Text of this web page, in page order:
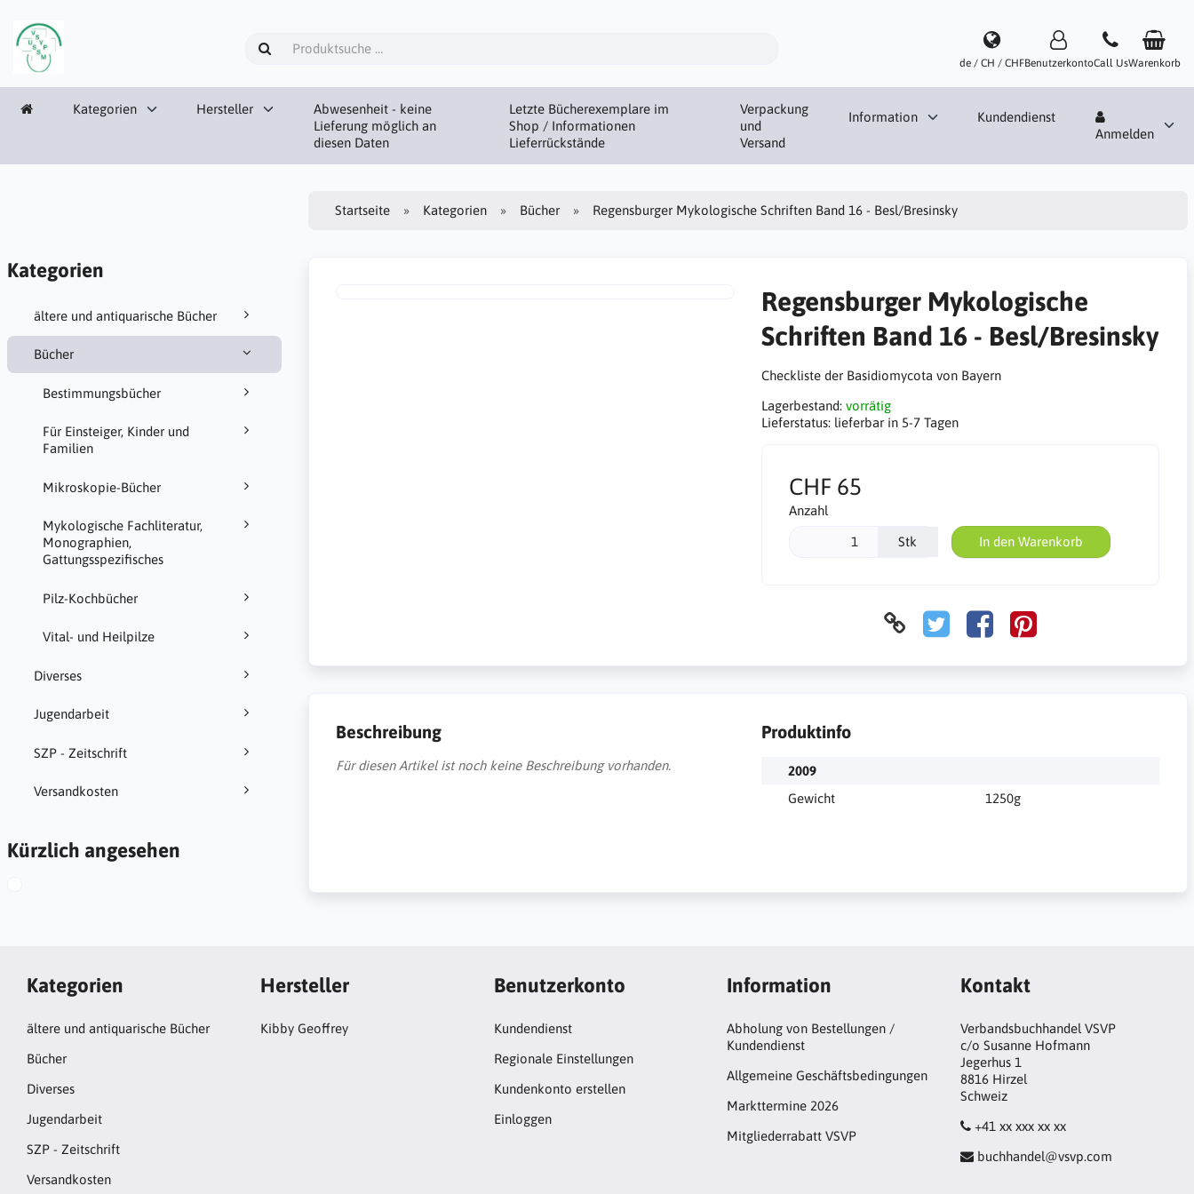
de / CH / CHFBenutzerkontoCall UsWarenkorb
Kategorien Hersteller
Abwesenheit - keine
Lieferung möglich an
diesen Daten
Letzte Bücherexemplare im
Shop / Informationen
Lieferrückstände
Verpackung
und
Versand
Information
Kundendienst
Anmelden
Kategorien
ältere und antiquarische Bücher
Bücher
Bestimmungsbücher
Für Einsteiger, Kinder und
Familien
Mikroskopie-Bücher
Mykologische Fachliteratur,
Monographien,
Gattungsspezifisches
Pilz-Kochbücher
Vital- und Heilpilze
Diverses
Jugendarbeit
SZP - Zeitschrift
Versandkosten
Kürzlich angesehen
Startseite Kategorien Bücher Regensburger Mykologische Schriften Band 16 - Besl/Bresinsky
Regensburger Mykologische
Schriften Band 16 - Besl/Bresinsky
Checkliste der Basidiomycota von Bayern
Lagerbestand: vorrätig
Lieferstatus: lieferbar in 5-7 Tagen
CHF 65
Anzahl
Stk In den Warenkorb
Beschreibung
Für diesen Artikel ist noch keine Beschreibung vorhanden.
Produktinfo
2009
Gewicht
1250g
Kategorien
ältere und antiquarische Bücher
Bücher
Diverses
Jugendarbeit
SZP - Zeitschrift
Versandkosten
Hersteller
Kibby Geoffrey
Benutzerkonto
Kundendienst
Regionale Einstellungen
Kundenkonto erstellen
Einloggen
Information
Abholung von Bestellungen /
Kundendienst
Allgemeine Geschäftsbedingungen
Markttermine 2026
Mitgliederrabatt VSVP
Kontakt
Verbandsbuchhandel VSVP
c/o Susanne Hofmann
Jegerhus 1
8816 Hirzel
Schweiz
+41 xx xxx xx xx
buchhandel@vsvp.com